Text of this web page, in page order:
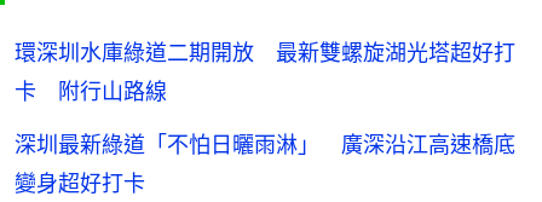
環深圳水庫綠道二期開放 最新雙螺旋湖光塔超好打
卡 附行山路線
深圳最新綠道「不怕日曬雨淋」 廣深沿江高速橋底
變身超好打卡